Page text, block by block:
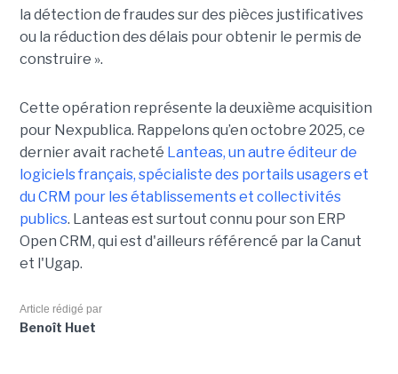
la détection de fraudes sur des pièces justificatives
ou la réduction des délais pour obtenir le permis de
construire ».
Cette opération représente la deuxième acquisition
pour Nexpublica. Rappelons qu’en octobre 2025, ce
dernier avait racheté Lanteas, un autre éditeur de
logiciels français, spécialiste des portails usagers et
du CRM pour les établissements et collectivités
publics. Lanteas est surtout connu pour son ERP
Open CRM, qui est d'ailleurs référencé par la Canut
et l'Ugap.
Article rédigé par
Benoît Huet